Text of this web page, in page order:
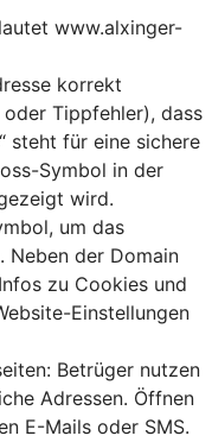
www.alxinger-
korrekt
Tippfehler), dass
steht für eine sichere
Symbol in der
wird.
um das
Neben der Domain
zu Cookies und
Einstellungen
Betrüger nutzen
Adressen. Öffnen
E-Mails oder SMS.